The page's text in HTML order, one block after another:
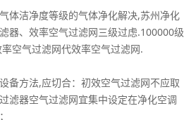
体洁净度等级的气体净化解决,苏州净化
器、效率空气过滤网三级过虑.100000级
空气过滤网代效率空气过滤网.
备方法,应切合：初效空气过滤网不应取
滤器空气过滤网宜集中设定在净化空调